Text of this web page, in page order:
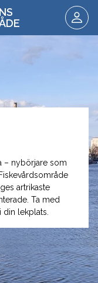
– nybörjare som
artrikaste
Ta med
lekplats.